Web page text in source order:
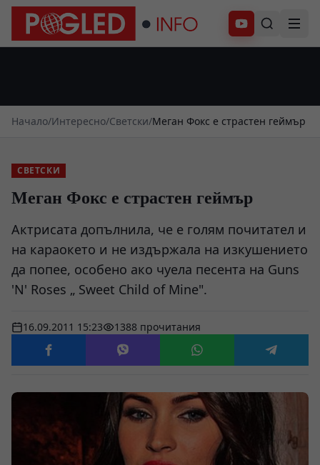
Абонирай се
Начало/Интересно/Светски/Меган Фокс е страстен геймър
СВЕТСКИ
Меган Фокс е страстен геймър
Актрисата допълнила, че е голям почитател и
на караокето и не издържала на изкушението
да попее, особено ако чуела песента на Guns
'N' Roses „ Sweet Child of Mine".
16.09.2011 15:23 1388 прочитания